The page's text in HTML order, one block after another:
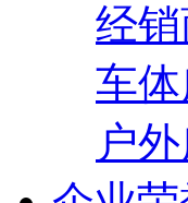
经
车
户